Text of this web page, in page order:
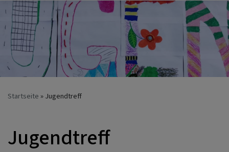
Startseite Jugendtreff
Jugendtreff